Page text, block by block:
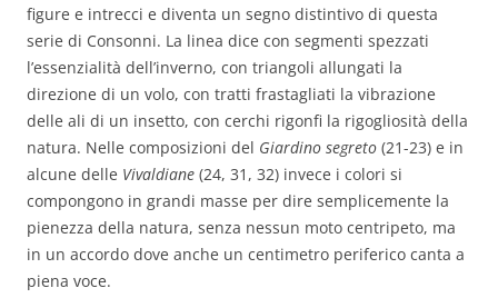
figure e intrecci e diventa un segno distintivo di questa
serie di Consonni. La linea dice con segmenti spezzati
l’essenzialità dell’inverno, con triangoli allungati la
direzione di un volo, con tratti frastagliati la vibrazione
delle ali di un insetto, con cerchi rigonfi la rigogliosità della
natura. Nelle composizioni del Giardino segreto (21-23) e in
alcune delle Vivaldiane (24, 31, 32) invece i colori si
compongono in grandi masse per dire semplicemente la
pienezza della natura, senza nessun moto centripeto, ma
in un accordo dove anche un centimetro periferico canta a
piena voce.